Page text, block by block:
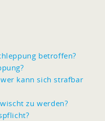
betroffen?
kann sich strafbar
zu werden?